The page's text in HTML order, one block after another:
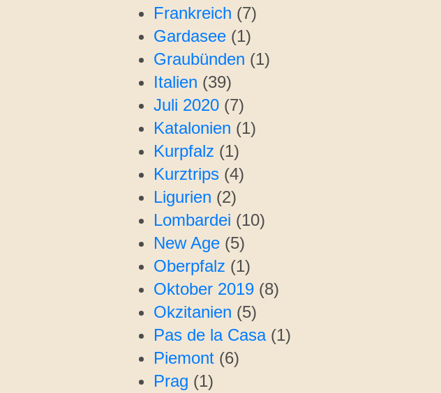
Frankreich (7)
Gardasee(1)
Graubünden (1)
Italien (39)
Juli 2020(7)
Katalonien (1)
Kurpfalz (1)
Kurztrips(4)
Ligurien (2)
Lombardei (10)
New Age(5)
Oberpfalz (1)
Oktober 2019(8)
Okzitanien (5)
Pas de la Casa(1)
Piemont(6)
Prag (1)